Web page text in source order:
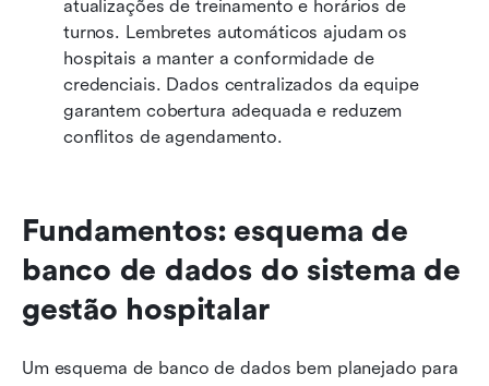
atualizações de treinamento e horários de
turnos. Lembretes automáticos ajudam os
hospitais a manter a conformidade de
credenciais. Dados centralizados da equipe
garantem cobertura adequada e reduzem
conflitos de agendamento.
Fundamentos: esquema de
banco de dados do sistema de
gestão hospitalar
Um esquema de banco de dados bem planejado para